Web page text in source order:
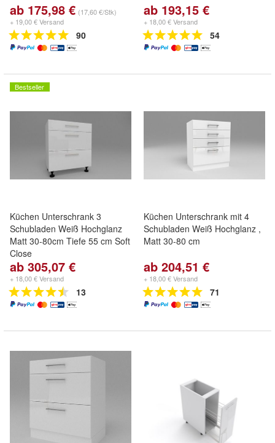
ab 175,98 € (17,60 €/Stk)
+ 19,00 € Versand
90
ab 193,15 €
+ 18,00 € Versand
54
Bestseller
Küchen Unterschrank 3
Schubladen Weiß Hochglanz
Matt 30-80cm Tiefe 55 cm Soft
Close
ab 305,07 €
+ 18,00 € Versand
13
Küchen Unterschrank mit 4
Schubladen Weiß Hochglanz ,
Matt 30-80 cm
ab 204,51 €
+ 18,00 € Versand
71